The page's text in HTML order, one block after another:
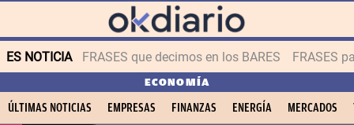
ES NOTICIA FRASES que decimos en los BARES FRASES
ECONOMÍA
ÚLTIMAS NOTICIAS EMPRESAS FINANZAS ENERGÍA MERCADOS